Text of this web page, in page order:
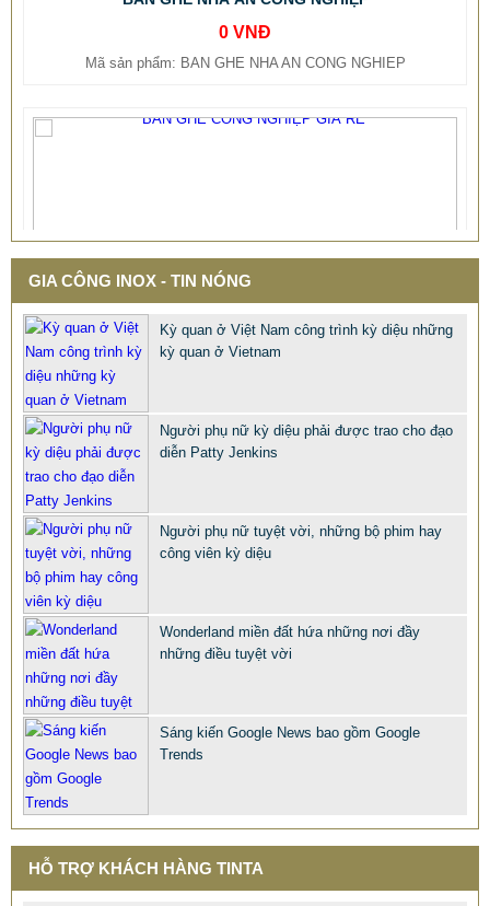
2.695.000 VNĐ2.965.000 VNĐ
Mã sản phẩm: BAN GHE CONG NGHIEP GIA RE
GIA CÔNG INOX - TIN NÓNG
Kỳ quan ở Việt Nam công trình kỳ diệu những
kỳ quan ở Vietnam
Người phụ nữ kỳ diệu phải được trao cho đạo
diễn Patty Jenkins
Người phụ nữ tuyệt vời, những bộ phim hay
công viên kỳ diệu
Wonderland miền đất hứa những nơi đầy
những điều tuyệt vời
Sáng kiến Google News bao gồm Google
Trends
HỖ TRỢ KHÁCH HÀNG TINTA